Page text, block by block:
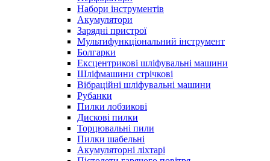
Набори інструментів
Акумулятори
Зарядні пристрої
Мультифункціональний інструмент
Болгарки
Ексцентрикові шліфувальні машини
Шліфмашини стрічкові
Вібраційні шліфувальні машини
Рубанки
Пилки лобзикові
Дискові пилки
Торцювальні пили
Пилки шабельні
Акумуляторні ліхтарі